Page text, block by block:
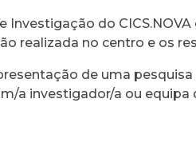
Investigação do
realizada no centro e os
de uma
a investigador/a ou equipa